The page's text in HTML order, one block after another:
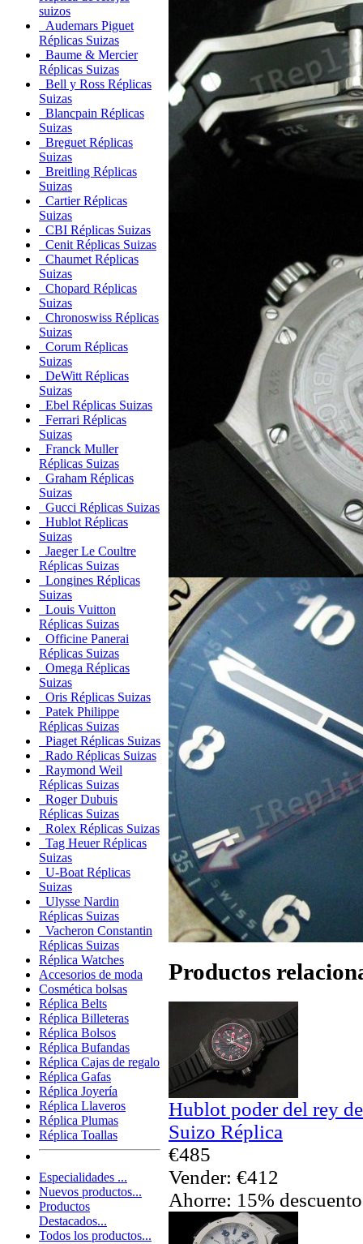
suizos
Audemars Piguet
Réplicas Suizas
Baume & Mercier
Réplicas Suizas
Bell y Ross Réplicas
Suizas
Blancpain Réplicas
Suizas
Breguet Réplicas
Suizas
Breitling Réplicas
Suizas
Cartier Réplicas
Suizas
CBI Réplicas Suizas
Cenit Réplicas Suizas
Chaumet Réplicas
Suizas
Chopard Réplicas
Suizas
Chronoswiss Réplicas
Suizas
Corum Réplicas
Suizas
DeWitt Réplicas
Suizas
Ebel Réplicas Suizas
Ferrari Réplicas
Suizas
Franck Muller
Réplicas Suizas
Graham Réplicas
Suizas
Gucci Réplicas Suizas
Hublot Réplicas
Suizas
Jaeger Le Coultre
Réplicas Suizas
Longines Réplicas
Suizas
Louis Vuitton
Réplicas Suizas
Officine Panerai
Réplicas Suizas
Omega Réplicas
Suizas
Oris Réplicas Suizas
Patek Philippe
Réplicas Suizas
Piaget Réplicas Suizas
Rado Réplicas Suizas
Raymond Weil
Réplicas Suizas
Roger Dubuis
Réplicas Suizas
Rolex Réplicas Suizas
Tag Heuer Réplicas
Suizas
U-Boat Réplicas
Suizas
Ulysse Nardin
Réplicas Suizas
Vacheron Constantin
Réplicas Suizas
Réplica Watches
Accesorios de moda
Cosmética bolsas
Réplica Belts
Réplica Billeteras
Réplica Bolsos
Réplica Bufandas
Réplica Cajas de regalo
Réplica Gafas
Réplica Joyería
Réplica Llaveros
Réplica Plumas
Réplica Toallas
Especialidades ...
Nuevos productos...
Productos
Destacados...
Todos los productos...
Productos
Hublot poder del rey
Suizo Réplica
€485
Vender: €412
Ahorre: 15% descuento